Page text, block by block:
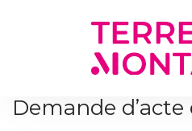
Demande d’acte